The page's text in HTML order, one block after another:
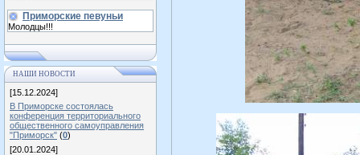
Приморские певуньи
Молодцы!!!
НАШИ НОВОСТИ
[15.12.2024]
В Приморске состоялась
конференция территориального
общественного самоуправления
"Приморск" (0)
[20.01.2024]